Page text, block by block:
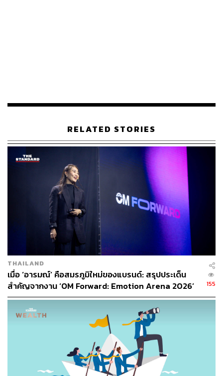
ABOUT THE AUTHOR
สกุลชัย เก่งอนันตานนท์
Content Creator สำนักข่าว THE
RELATED STORIES
THAILAND
เมื่อ ‘อารมณ์’ คือสมรภูมิใหม่ของแบรนด์: สรุปประเด็น
สำคัญจากงาน ‘OM Forward: Emotion Arena 2026’
[PR NEWS]
155